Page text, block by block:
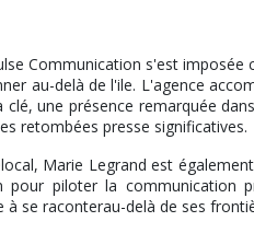
Communication s'est
au-delà de l'ile. L'agence
une présence remarquée
retombées presse significatives.
Marie Legrand est
pour piloter la communication
se raconterau-delà de ses